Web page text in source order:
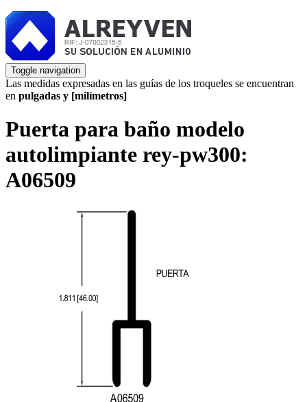
Toggle navigation
Las medidas expresadas en las guías de los troqueles se encuentran
en pulgadas y [milímetros]
Puerta para baño modelo
autolimpiante rey-pw300:
A06509